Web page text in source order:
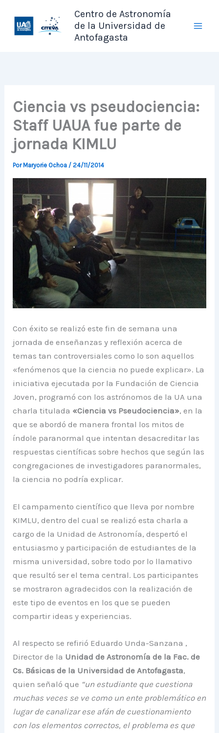
contenido
Centro de Astronomía
de la Universidad de
Antofagasta
Ciencia vs pseudociencia:
Staff UAUA fue parte de
jornada KIMLU
PorMaryorie Ochoa /24/11/2014
Con éxito se realizó este fin de semana una
jornada de enseñanzas y reflexión acerca de
temas tan controversiales como lo son aquellos
«fenómenos que la ciencia no puede explicar». La
iniciativa ejecutada por la Fundación de Ciencia
Joven, programó con los astrónomos de la UA una
charla titulada «Ciencia vs Pseudociencia», en la
que se abordó de manera frontal los mitos de
índole paranormal que intentan desacreditar las
respuestas científicas sobre hechos que según las
congregaciones de investigadores paranormales,
la ciencia no podría explicar.
El campamento científico que lleva por nombre
KIMLU, dentro del cual se realizó esta charla a
cargo de la Unidad de Astronomía, despertó el
entusiasmo y participación de estudiantes de la
misma universidad, sobre todo por lo llamativo
que resultó ser el tema central. Los participantes
se mostraron agradecidos con la realización de
este tipo de eventos en los que se pueden
compartir ideas y experiencias.
Al respecto se refirió Eduardo Unda-Sanzana ,
Director de la Unidad de Astronomía de la Fac. de
Cs. Básicas de la Universidad de Antofagasta,
quien señaló que “un estudiante que cuestiona
muchas veces se ve como un ente problemático en
lugar de canalizar ese afán de cuestionamiento
con los elementos correctos, el problema es que